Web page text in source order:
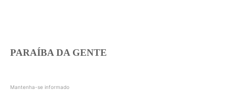
PARAÍBA DA GENTE
Mantenha-se informado